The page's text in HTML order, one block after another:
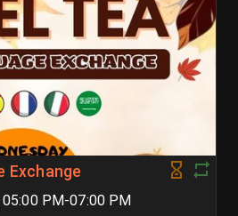
Exchange
PM-07:00 PM